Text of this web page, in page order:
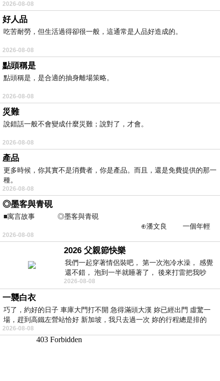
2026-08-08
好人品
吃苦耐勞，但生活過得卻很一般，這通常是人品好造成的。
2026-08-08
點頭稱是
點頭稱是，是合適的抽身離場策略。
2026-08-08
災難
說錯話一般不會變成什麼災難；說對了，才會。
2026-08-08
產品
更多時候，你其實不是消費者，你是產品。而且，還是免費提供的那一
種。
2026-08-08
◎墨客與青硯
■寓言故事 ◎墨客與青硯
⊕潘文良 一個年輕
的墨客，在京城的古玩肆裡
2026-08-08
2026 父親節快樂
我們一起穿著情侶裝吧， 第一次泡冷水澡， 感覺
還不錯， 泡到一半就睡著了， 後來打雷把我吵
醒， 手
2026-08-08
一襲白衣
巧了，約好的日子 車庫大門打不開 急得滿頭大漢 妳已經出門 虛驚一
場，趕到高鐵左營站恰好 新加坡，我只去過一次 妳的行程總是排的
2026-08-08